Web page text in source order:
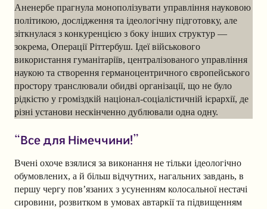
Аненербе прагнула монополізувати управління науковою
політикою, дослідження та ідеологічну підготовку, але
зіткнулася з конкуренцією з боку інших структур —
зокрема, Операції Ріттербуш. Ідеї ​​військового
використання гуманітаріїв, централізованого управління
наукою та створення германоцентричного європейського
простору транслювали обидві організації, що не було
рідкістю у громіздкій націонал-соціалістичній ієрархії, де
різні установи нескінченно дублювали одна одну.
“Все для Німеччини!”
Вчені охоче взялися за виконання не тільки ідеологічно
обумовлених, а й більш відчутних, нагальних завдань, в
першу чергу пов’язаних з усуненням колосальної нестачі
сировини, розвитком в умовах автаркії та підвищенням